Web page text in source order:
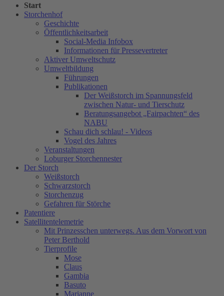
Start
Storchenhof
Geschichte
Öffentlichkeitsarbeit
Social-Media Infobox
Informationen für Pressevertreter
Aktiver Umweltschutz
Umweltbildung
Führungen
Publikationen
Der Weißstorch im Spannungsfeld
zwischen Natur- und Tierschutz
Beratungsangebot „Fairpachten“ des
NABU
Schau dich schlau! - Videos
Vogel des Jahres
Veranstaltungen
Loburger Storchennester
Der Storch
Weißstorch
Schwarzstorch
Storchenzug
Gefahren für Störche
Patentiere
Satellitentelemetrie
Mit Prinzesschen unterwegs. Aus dem Vorwort von
Peter Berthold
Tierprofile
Mose
Claus
Gambia
Basuto
Marianne